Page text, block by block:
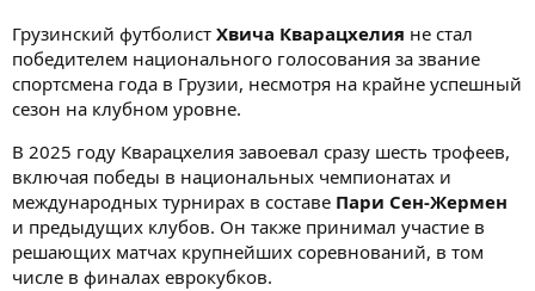
Грузинский футболист Хвича Кварацхелия не стал
победителем национального голосования за звание
спортсмена года в Грузии, несмотря на крайне успешный
сезон на клубном уровне.
В 2025 году Кварацхелия завоевал сразу шесть трофеев,
включая победы в национальных чемпионатах и
международных турнирах в составе Пари Сен-Жермен
и предыдущих клубов. Он также принимал участие в
решающих матчах крупнейших соревнований, в том
числе в финалах еврокубков.